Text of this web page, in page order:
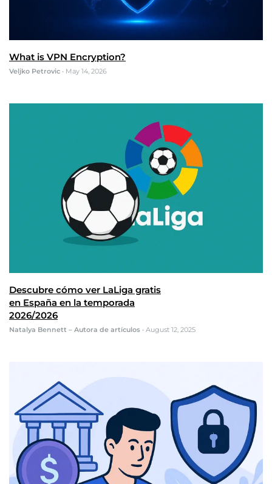
What is VPN Encryption?
Veljko Petrovic • May 14, 2026
Descubre cómo ver LaLiga gratis
en España en la temporada
2026/2026
Natalya Bennett – Autora de artículos • August 12, 2025